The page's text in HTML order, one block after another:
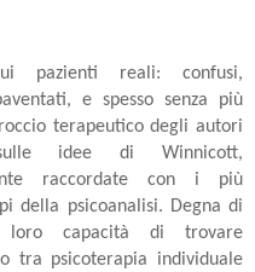
pazienti reali: confusi,
e spesso senza più
terapeutico degli autori
idee di Winnicott,
raccordate con i più
della psicoanalisi. Degna di
capacità di trovare
tra psicoterapia individuale